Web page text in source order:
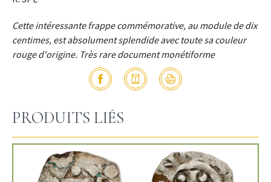
Cette intéressante frappe commémorative, au module de dix
centimes, est absolument splendide avec toute sa couleur
rouge d'origine. Très rare document monétiforme
PRODUITS LIÉS